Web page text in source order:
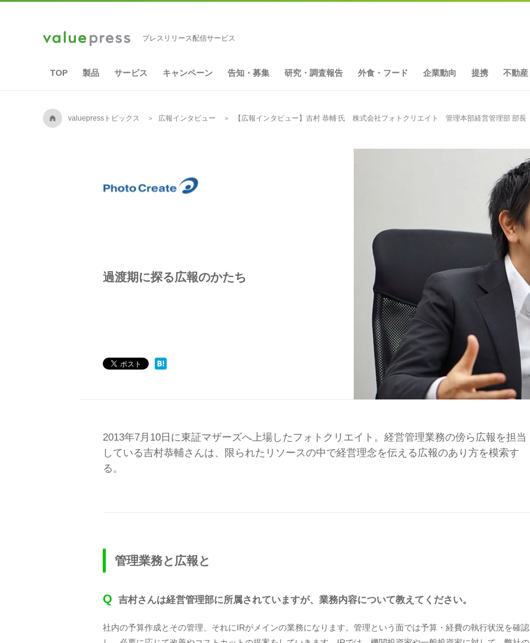
プレスリリース配信サービス
TOP 製品 サービス キャンペーン 告知・募集 研究・調査報告 外食・フード 企業動向 提携 不動産
A valuepressトピックス 広報インタビュー 【広報インタビュー】吉村 恭輔 氏 株式会社フォトクリエイト 管理本部経営管理部 部長
過渡期に探る広報のかたち
2013年7月10日に東証マザーズへ上場したフォトクリエイト。経営管理業務の傍ら広報を担当
している吉村恭輔さんは、限られたリソースの中で経営理念を伝える広報のあり方を模索す
る。
管理業務と広報と
Q 吉村さんは経営管理部に所属されていますが、業務内容について教えてください。
社内の予算作成とその管理、それにIRがメインの業務になります。管理という面では予算・経費の執行状況を確認